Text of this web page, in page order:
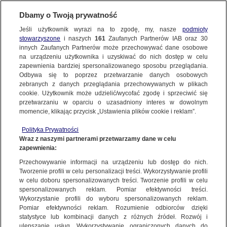
FAKTY | ZOBACZ FAKTY
Szlachetna Paczka wystartowała ze swoją coroczną akcją. Dlaczego
warto się zaangażować?
NAJNOWSZE
ZOBACZ FAKTY
FAKTY PO FAKTACH
FAKTY O ŚWIECIE
WIĘCEJ
KANAŁY
Dzień dobry!
Jedno konto do wszystkich usług
Dbamy o Twoją prywatność
Jeśli użytkownik wyrazi na to zgodę, my, nasze podmioty
stowarzyszone i naszych 161Zaufanych Partnerów IAB oraz 30
innych Zaufanych Partnerów może przechowywać dane osobowe
na urządzeniu użytkownika i uzyskiwać do nich dostęp w celu
zapewnienia bardziej spersonalizowanego sposobu przeglądania.
Odbywa się to poprzez przetwarzanie danych osobowych
zebranych z danych przeglądania przechowywanych w plikach
cookie. Użytkownik może udzielić/wycofać zgodę i sprzeciwić się
przetwarzaniu w oparciu o uzasadniony interes w dowolnym
momencie, klikając przycisk „Ustawienia plików cookie i reklam”.
Polityka Prywatności
Wraz z naszymi partnerami przetwarzamy dane w celu
zapewnienia:
Przechowywanie informacji na urządzeniu lub dostęp do nich.
Tworzenie profili w celu personalizacji treści. Wykorzystywanie profili
w celu doboru spersonalizowanych treści. Tworzenie profili w celu
spersonalizowanych reklam. Pomiar efektywności treści.
Wykorzystanie profili do wyboru spersonalizowanych reklam.
Pomiar efektywności reklam. Rozumienie odbiorców dzięki
statystyce lub kombinacji danych z różnych źródeł. Rozwój i